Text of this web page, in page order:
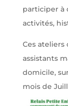
participer à
activités,
Ces ateliers
assistants
domicile,
mois de